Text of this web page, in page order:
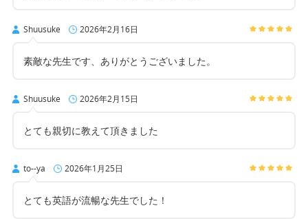
Shuusuke 2026年2月16日
素敵な先生です、ありがとうございました。
Shuusuke 2026年2月15日
とても親切に教えて頂きました
to--ya 2026年1月25日
とても英語が流暢な先生でした！